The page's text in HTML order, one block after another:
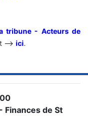
tribune - Acteurs de
--> ici.
Finances de St